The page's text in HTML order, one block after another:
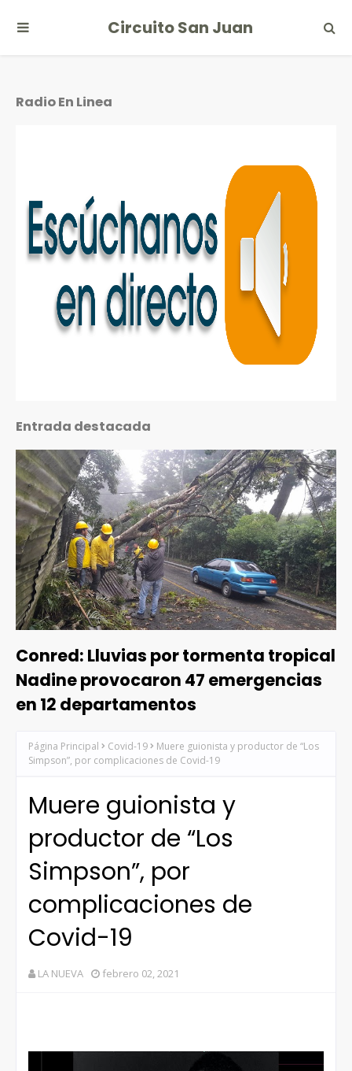
Circuito San Juan
Radio En Linea
Entrada destacada
Conred: Lluvias por tormenta tropical
Nadine provocaron 47 emergencias
en 12 departamentos
Página Principal Covid-19
Muere guionista y productor de “Los
Simpson”, por complicaciones de Covid-19
Muere guionista y
productor de “Los
Simpson”, por
complicaciones de
Covid-19
LA NUEVA febrero 02, 2021